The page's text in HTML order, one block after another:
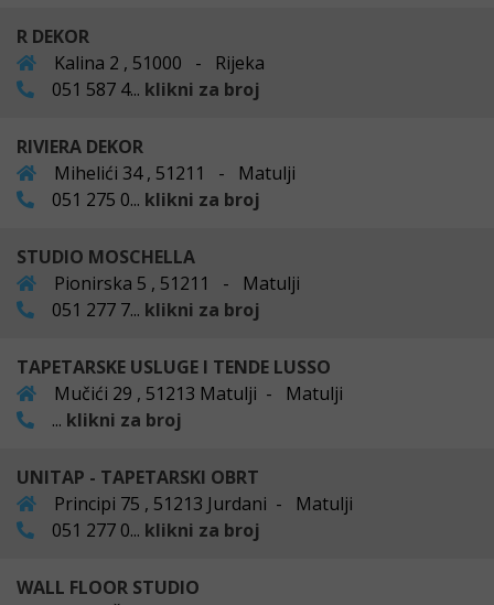
R DEKOR
Kalina 2 , 51000 - Rijeka
051 587 4... klikni za broj
RIVIERA DEKOR
Mihelići 34 , 51211 - Matulji
051 275 0... klikni za broj
STUDIO MOSCHELLA
Pionirska 5 , 51211 - Matulji
051 277 7... klikni za broj
TAPETARSKE USLUGE I TENDE LUSSO
Mučići 29 , 51213 Matulji - Matulji
... klikni za broj
UNITAP - TAPETARSKI OBRT
Principi 75 , 51213 Jurdani - Matulji
051 277 0... klikni za broj
WALL FLOOR STUDIO